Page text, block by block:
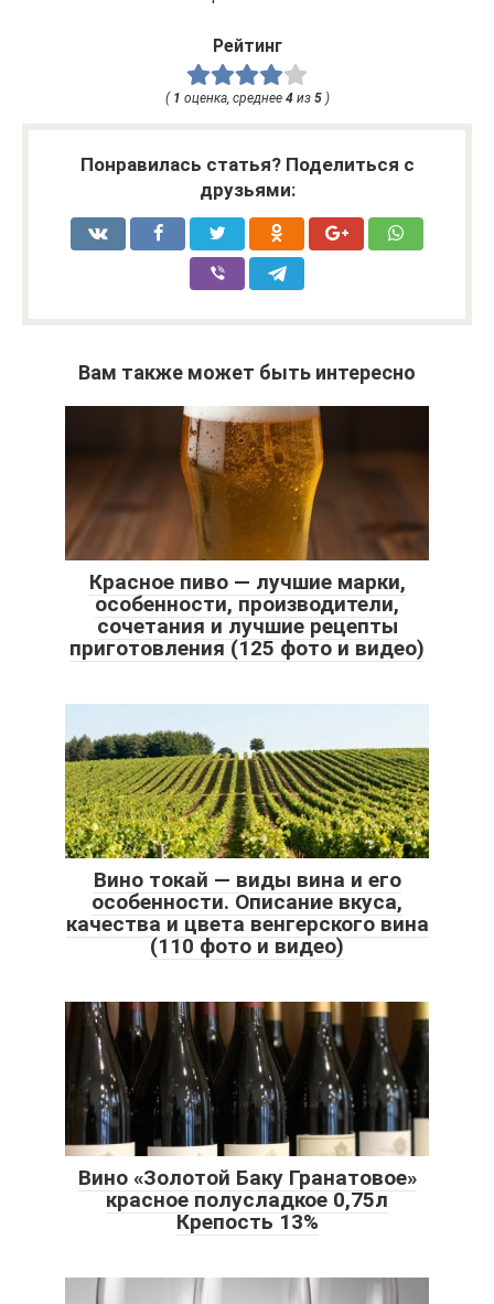
Рейтинг
( 1 оценка, среднее 4из 5)
Понравилась статья? Поделиться с
друзьями:
Вам также может быть интересно
Красное пиво — лучшие марки,
особенности, производители,
сочетания и лучшие рецепты
приготовления (125 фото и видео)
Вино токай — виды вина и его
особенности. Описание вкуса,
качества и цвета венгерского вина
(110 фото и видео)
Вино «Золотой Баку Гранатовое»
красное полусладкое 0,75л
Крепость 13%